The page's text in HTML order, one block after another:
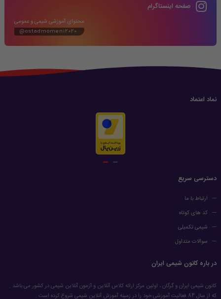
صفحه اینستاگرام
محتوای آموزشی شیمی و عمومی
@ostadmomeni2020
نماد اعتماد
دسترسی سریع
ارتباط با ما
کد های کوتاه
شیمی تکمیلی
سوالات متداول
در باره کانون شیمی ایران
کانون شیمی ایران و گرگان ، اولین مرکز ارائه کلاس آنلاین و آزمون آنلاین شیمی در کشور می باشد .
که از سال 84 فعالیت آموزشی خود را در زمینه آموزش آنلاین شیمی شروع کرده است .